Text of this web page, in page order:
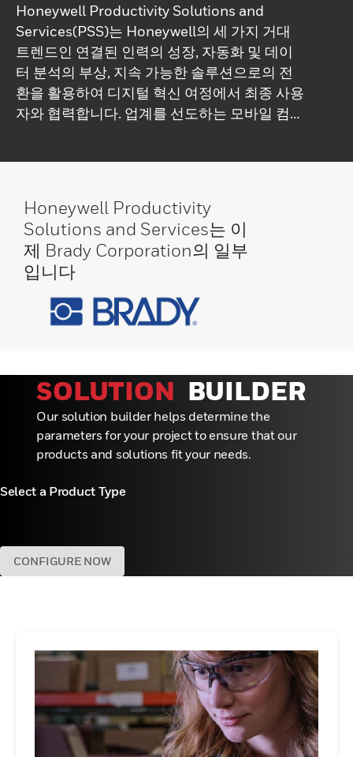
Honeywell Productivity Solutions and
Services(PSS)는 Honeywell의 세 가지 거대
트렌드인 연결된 인력의 성장, 자동화 및 데이
터 분석의 부상, 지속 가능한 솔루션으로의 전
환을 활용하여 디지털 혁신 여정에서 최종 사용
자와 협력합니다. 업계를 선도하는 모바일 컴퓨
을 제공합니다. 20년 이상의 경험과 혁신에 대
한 열정으로, 우리는 고객이 디지털 혁신에서
성공하고 이러한 거대 트렌드를 수용하면서 운
영을 최적화할 수 있도록 지속적으로 기술적 경
계를 넓히고 있습니다.기술에 깊이 뿌리를 두고
있지만, 우리는 포괄적인 디지털 솔루션을 고객
같은 산업을 지원하여 조직이 인력을 최적화하
고, 데이터를 자신 있게 활용하고, 성공적이고
지속 가능한 미래를 형성할 수 있도록 지원합니
다. 우리는 고객이 빠르게 변화하는 시장 환경
을 탐색하고 점점 더 경쟁이 치열해지는 환경에
하기 위해 최선을 다하고 있습니다.
Honeywell Productivity
Solutions and Services는 이
제 Brady Corporation의 일부
입니다
SOLUTION BUILDER
Our solution builder helps determine the
parameters for your project to ensure that our
products and solutions fit your needs.
Select a Product Type
CONFIGURE NOW